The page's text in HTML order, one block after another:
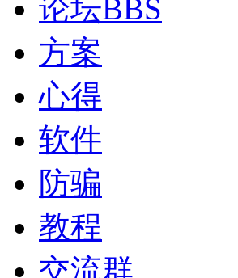
论坛BBS
方案
心得
软件
防骗
教程
交流群